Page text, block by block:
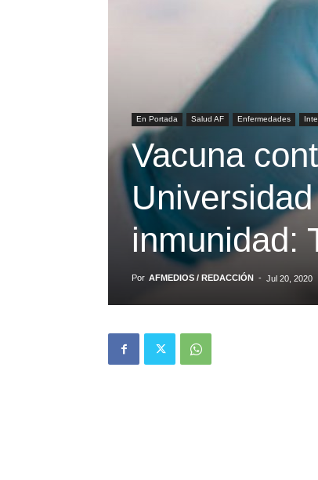
En Portada Salud AF Enfermedades
Vacuna
inmunidad:
Por AFMEDIOS / REDACCIÓN - Jul 20, 2020